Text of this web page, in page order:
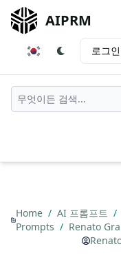
AIPRM
로그인
Home / AI 프롬프트 /
Prompts / Renato